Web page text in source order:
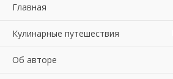
Главная
Кулинарные путешествия
Об авторе